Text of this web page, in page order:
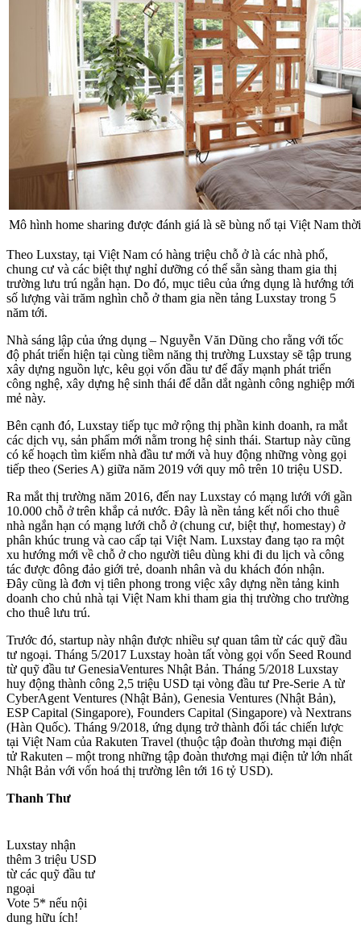
Mô hình home sharing được đánh giá là sẽ bùng nổ tại Việt Nam
Theo Luxstay, tại Việt Nam có hàng triệu chỗ ở là các nhà phố,
chung cư và các biệt thự nghỉ dưỡng có thể sẵn sàng tham gia thị
trường lưu trú ngắn hạn. Do đó, mục tiêu của ứng dụng là hướng tới
số lượng vài trăm nghìn chỗ ở tham gia nền tảng Luxstay trong 5
năm tới.
Nhà sáng lập của ứng dụng – Nguyễn Văn Dũng cho rằng với tốc
độ phát triển hiện tại cùng tiềm năng thị trường Luxstay sẽ tập trung
xây dựng nguồn lực, kêu gọi vốn đầu tư để đẩy mạnh phát triển
công nghệ, xây dựng hệ sinh thái để dẫn dắt ngành công nghiệp mới
mẻ này.
Bên cạnh đó, Luxstay tiếp tục mở rộng thị phần kinh doanh, ra mắt
các dịch vụ, sản phẩm mới nằm trong hệ sinh thái. Startup này cũng
có kế hoạch tìm kiếm nhà đầu tư mới và huy động những vòng gọi
tiếp theo (Series A) giữa năm 2019 với quy mô trên 10 triệu USD.
Ra mắt thị trường năm 2016, đến nay Luxstay có mạng lưới với gần
10.000 chỗ ở trên khắp cả nước. Đây là nền tảng kết nối cho thuê
nhà ngắn hạn có mạng lưới chỗ ở (chung cư, biệt thự, homestay) ở
phân khúc trung và cao cấp tại Việt Nam. Luxstay đang tạo ra một
xu hướng mới về chỗ ở cho người tiêu dùng khi đi du lịch và công
tác được đông đảo giới trẻ, doanh nhân và du khách đón nhận.
Đây cũng là đơn vị tiên phong trong việc xây dựng nền tảng kinh
doanh cho chủ nhà tại Việt Nam khi tham gia thị trường cho trường
cho thuê lưu trú.
Trước đó, startup này nhận được nhiều sự quan tâm từ các quỹ đầu
tư ngoại. Tháng 5/2017 Luxstay hoàn tất vòng gọi vốn Seed Round
từ quỹ đầu tư GenesiaVentures Nhật Bản. Tháng 5/2018 Luxstay
huy động thành công 2,5 triệu USD tại vòng đầu tư Pre-Serie A từ
CyberAgent Ventures (Nhật Bản), Genesia Ventures (Nhật Bản),
ESP Capital (Singapore), Founders Capital (Singapore) và Nextrans
(Hàn Quốc). Tháng 9/2018, ứng dụng trở thành đối tác chiến lược
tại Việt Nam của Rakuten Travel (thuộc tập đoàn thương mại điện
tử Rakuten – một trong những tập đoàn thương mại điện tử lớn nhất
Nhật Bản với vốn hoá thị trường lên tới 16 tỷ USD).
Thanh Thư
Luxstay nhận
thêm 3 triệu USD
từ các quỹ đầu tư
ngoại
Vote 5* nếu nội
dung hữu ích!